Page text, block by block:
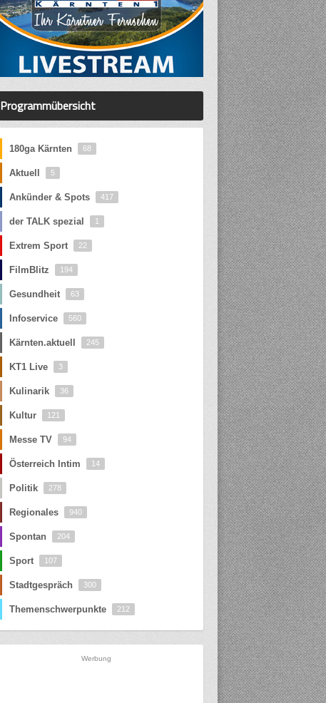
Programmübersicht
180ga Kärnten 68
Aktuell 5
Ankünder & Spots 417
der TALK spezial 1
Extrem Sport 22
FilmBlitz 194
Gesundheit 63
Infoservice 560
Kärnten.aktuell 245
KT1 Live 3
Kulinarik 36
Kultur 121
Messe TV 94
Österreich Intim 14
Politik 278
Regionales 940
Spontan 204
Sport 107
Stadtgespräch 300
Themenschwerpunkte 212
Werbung